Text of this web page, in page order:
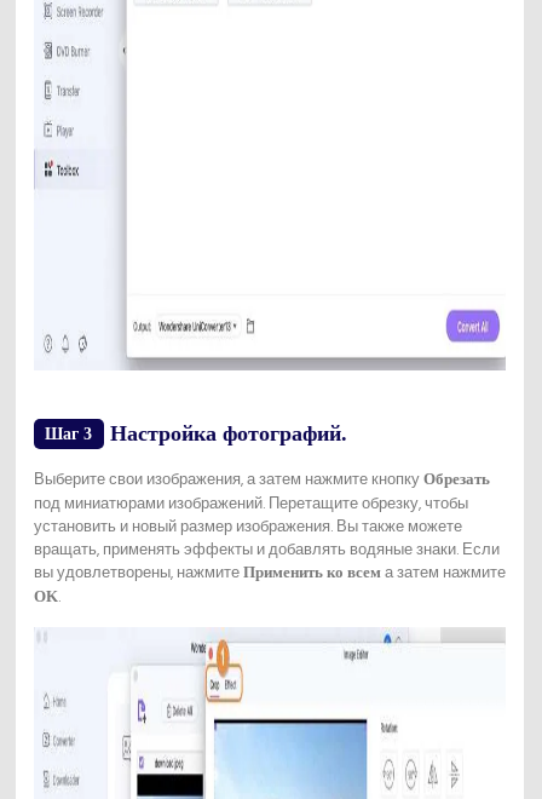
Шаг 3 Настройка фотографий.
Выберите свои изображения, а затем нажмите кнопку Обрезать
под миниатюрами изображений. Перетащите обрезку, чтобы
установить и новый размер изображения. Вы также можете
вращать, применять эффекты и добавлять водяные знаки. Если
вы удовлетворены, нажмите Применить ко всема затем нажмите
OK.